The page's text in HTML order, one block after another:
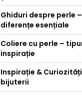
Ghiduri despre perle
diferențe esențiale
Coliere cu perle –
inspirație
Inspirație &
bijuterii